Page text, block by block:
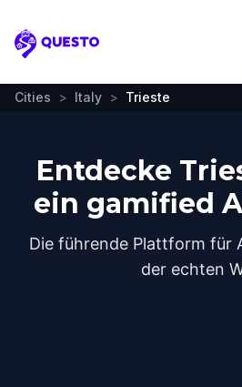
Questo
Cities > Italy > Trieste
Entdecke
ein gamified
Die führende Plattform für
der echten